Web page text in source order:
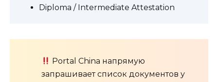
Diploma / Intermediate Attestation
Portal China напрямую
запрашивает список документов у